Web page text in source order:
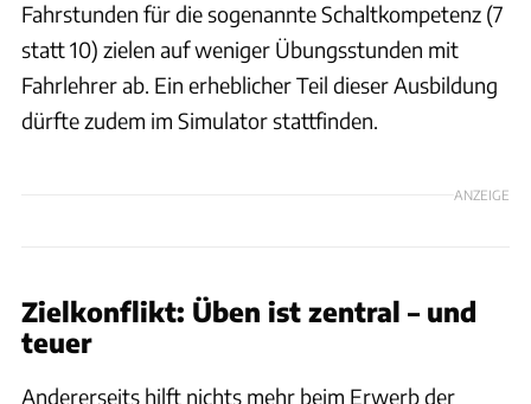
Fahrstunden für die sogenannte Schaltkompetenz (7
statt 10) zielen auf weniger Übungsstunden mit
Fahrlehrer ab. Ein erheblicher Teil dieser Ausbildung
dürfte zudem im Simulator stattfinden.
ANZEIGE
Zielkonflikt: Üben ist zentral – und
teuer
Andererseits hilft nichts mehr beim Erwerb der